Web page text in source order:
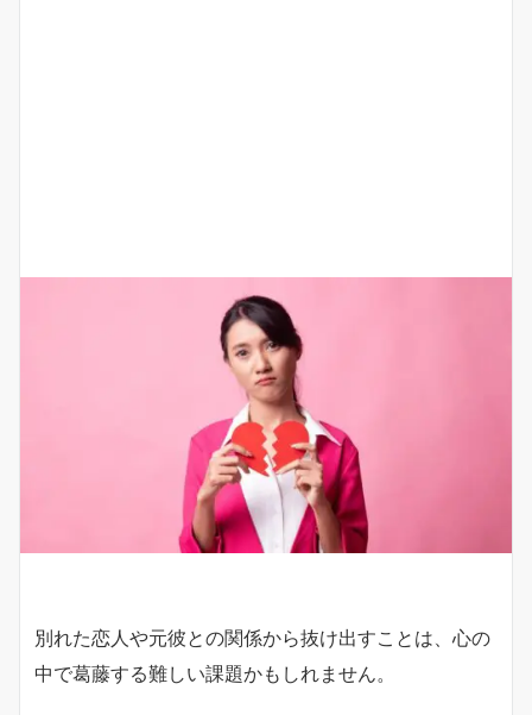
別れた恋人や元彼との関係から抜け出すことは、心の
中で葛藤する難しい課題かもしれません。